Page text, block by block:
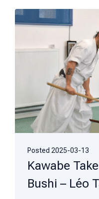
Posted 2025-03-13
Kawabe
Bushi – Léo